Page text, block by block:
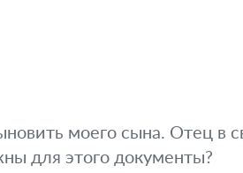
моего сына. Отец в
для этого документы?